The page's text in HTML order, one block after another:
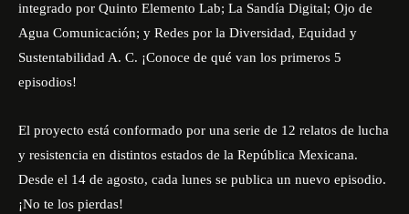
integrado por Quinto Elemento Lab; La Sandía Digital; Ojo de
Agua Comunicación; y Redes por la Diversidad, Equidad y
Sustentabilidad A. C. ¡Conoce de qué van los primeros 5
episodios!
El proyecto está conformado por una serie de 12 relatos de lucha
y resistencia en distintos estados de la República Mexicana.
Desde el 14 de agosto, cada lunes se publica un nuevo episodio.
¡No te los pierdas!